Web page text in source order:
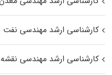
کارشناسی ارشد مهندسی نفت
کارشناسی ارشد مهندسی نقشه